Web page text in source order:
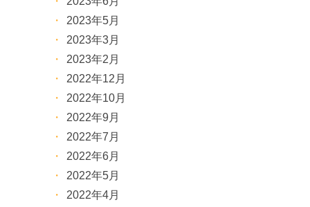
2023年5月
2023年3月
2023年2月
2022年12月
2022年10月
2022年9月
2022年7月
2022年6月
2022年5月
2022年4月